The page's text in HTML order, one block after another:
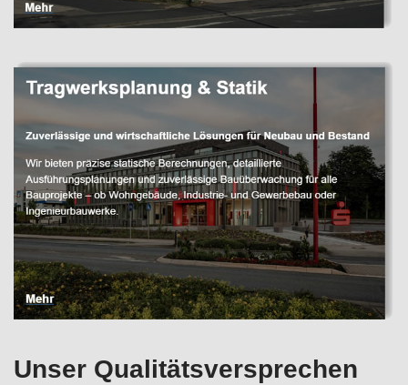
Unser Qualitätsversprechen